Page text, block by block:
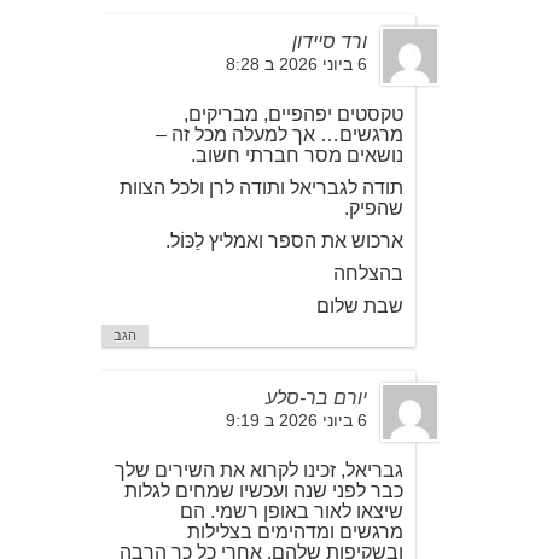
ורד סיידון
6 ביוני 2026 ב 8:28
טקסטים יפהפיים, מבריקים,
מרגשים… אך למעלה מכל זה –
נושאים מסר חברתי חשוב.
תודה לגבריאל ותודה לרן ולכל הצוות
שהפיק.
ארכוש את הספר ואמליץ לַכּוֹל.
בהצלחה
שבת שלום
הגב
יורם בר-סלע
6 ביוני 2026 ב 9:19
גבריאל, זכינו לקרוא את השירים שלך
כבר לפני שנה ועכשיו שמחים לגלות
שיצאו לאור באופן רשמי. הם
מרגשים ומדהימים בצלילות
ובשקיפות שלהם. אחרי כל כך הרבה